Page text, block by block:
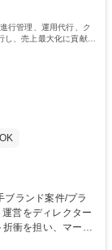
行管理、運用代行、ク
、売上最大化に貢献し
衝を担い、マーケ
。 ■制作ス